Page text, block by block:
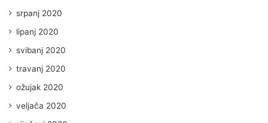
srpanj 2020
lipanj 2020
svibanj 2020
travanj 2020
ožujak 2020
veljača 2020